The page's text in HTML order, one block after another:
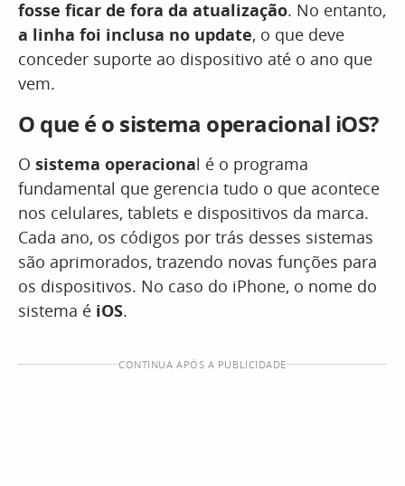
fosse ficar de fora da atualização. No entanto,
a linha foi inclusa no update, o que deve
conceder suporte ao dispositivo até o ano que
vem.
O que é o sistema operacional iOS?
O sistema operacional é o programa
fundamental que gerencia tudo o que acontece
nos celulares, tablets e dispositivos da marca.
Cada ano, os códigos por trás desses sistemas
são aprimorados, trazendo novas funções para
os dispositivos. No caso do iPhone, o nome do
sistema é iOS.
CONTINUA APÓS A PUBLICIDADE